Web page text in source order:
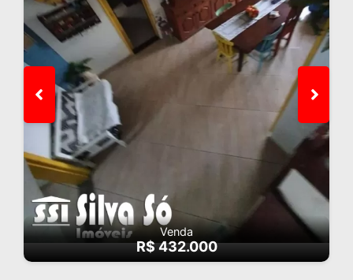
Venda
R$ 432.000